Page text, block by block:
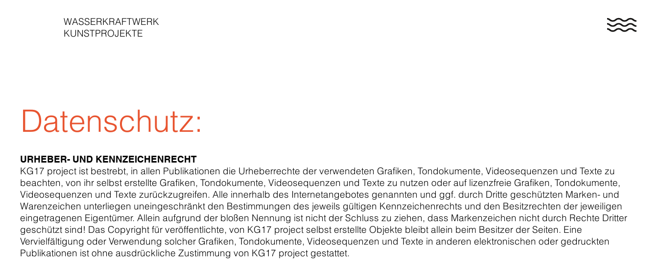
WASSERKRAFTWERK
KUNSTPROJEKTE
Datenschutz:
URHEBER- UND KENNZEICHENRECHT
KG17 project ist bestrebt, in allen Publikationen die Urheberrechte der verwendeten Grafiken, Tondokumente, Videosequenzen und Texte zu
beachten, von ihr selbst erstellte Grafiken, Tondokumente, Videosequenzen und Texte zu nutzen oder auf lizenzfreie Grafiken, Tondokumente,
Videosequenzen und Texte zurückzugreifen. Alle innerhalb des Internetangebotes genannten und ggf. durch Dritte geschützten Marken- und
Warenzeichen unterliegen uneingeschränkt den Bestimmungen des jeweils gültigen Kennzeichenrechts und den Besitzrechten der jeweiligen
eingetragenen Eigentümer. Allein aufgrund der bloßen Nennung ist nicht der Schluss zu ziehen, dass Markenzeichen nicht durch Rechte Dritter
geschützt sind! Das Copyright für veröffentlichte, von KG17 project selbst erstellte Objekte bleibt allein beim Besitzer der Seiten. Eine
Vervielfältigung oder Verwendung solcher Grafiken, Tondokumente, Videosequenzen und Texte in anderen elektronischen oder gedruckten
Publikationen ist ohne ausdrückliche Zustimmung von KG17 project gestattet.